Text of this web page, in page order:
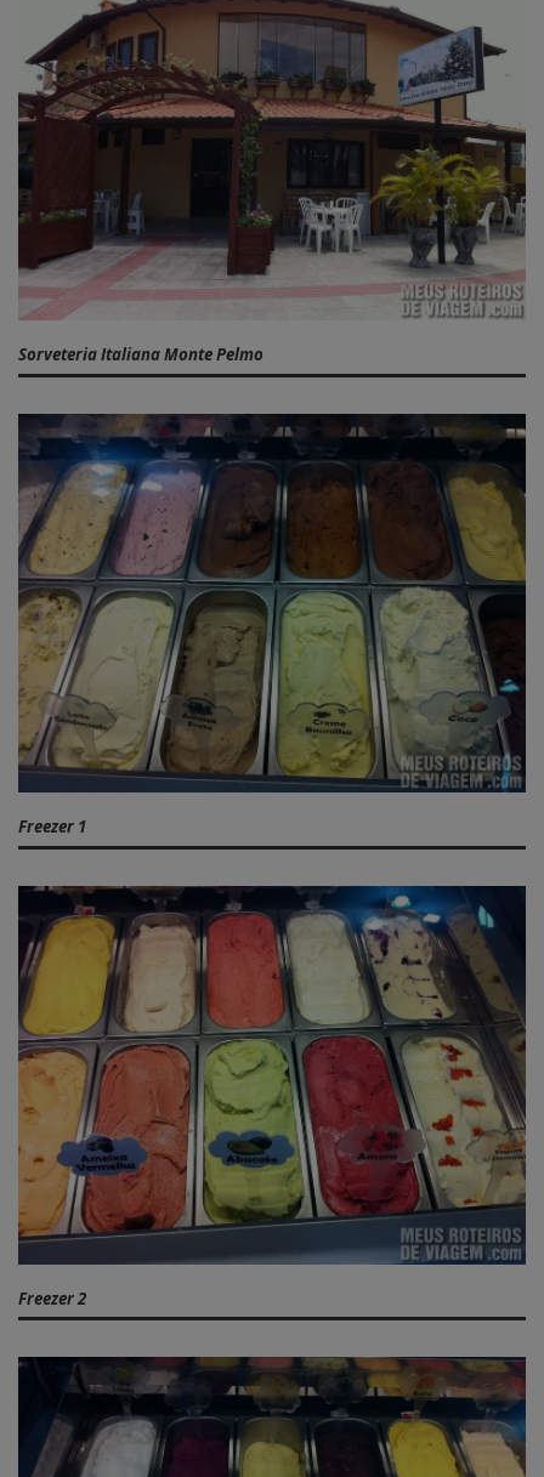
Sorveteria Italiana Monte Pelmo
Freezer 1
Freezer 2